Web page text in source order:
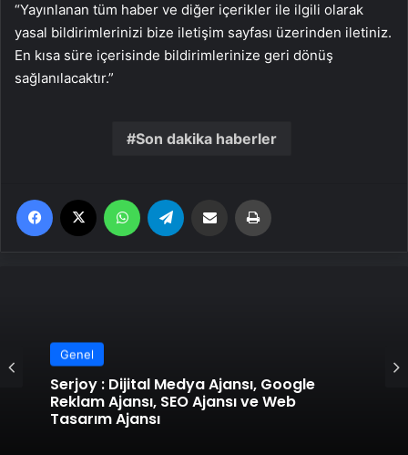
“Yayınlanan tüm haber ve diğer içerikler ile ilgili olarak
yasal bildirimlerinizi bize iletişim sayfası üzerinden iletiniz.
En kısa süre içerisinde bildirimlerinize geri dönüş
sağlanılacaktır.”
Son dakika haberler
Facebook WhatsApp Email'den paylaş
Genel
Serjoy : Dijital Medya Ajansı, Google
Reklam Ajansı, SEO Ajansı ve Web
Tasarım Ajansı